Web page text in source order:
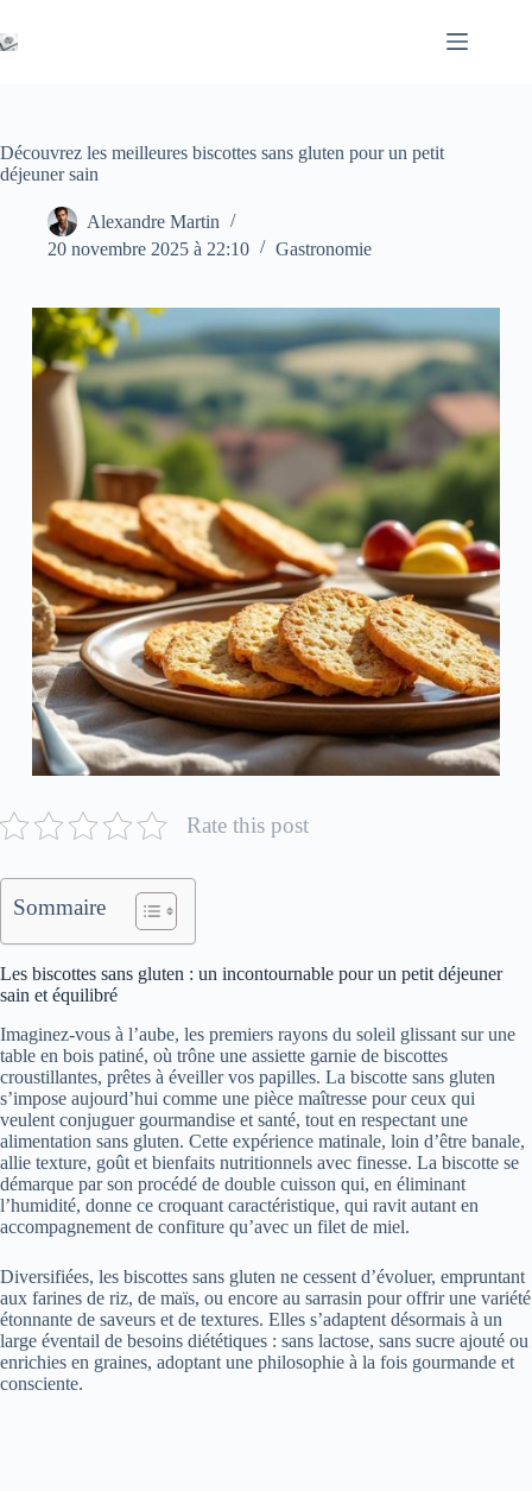
au
contenu
Découvrez les meilleures biscottes sans gluten pour un petit
déjeuner sain
Alexandre Martin
20 novembre 2025 à 22:10
Gastronomie
Rate this post
Sommaire
Les biscottes sans gluten : un incontournable pour un petit déjeuner
sain et équilibré
Imaginez-vous à l’aube, les premiers rayons du soleil glissant sur une
table en bois patiné, où trône une assiette garnie de biscottes
croustillantes, prêtes à éveiller vos papilles. La biscotte sans gluten
s’impose aujourd’hui comme une pièce maîtresse pour ceux qui
veulent conjuguer gourmandise et santé, tout en respectant une
alimentation sans gluten. Cette expérience matinale, loin d’être banale,
allie texture, goût et bienfaits nutritionnels avec finesse. La biscotte se
démarque par son procédé de double cuisson qui, en éliminant
l’humidité, donne ce croquant caractéristique, qui ravit autant en
accompagnement de confiture qu’avec un filet de miel.
Diversifiées, les biscottes sans gluten ne cessent d’évoluer, empruntant
aux farines de riz, de maïs, ou encore au sarrasin pour offrir une variété
étonnante de saveurs et de textures. Elles s’adaptent désormais à un
large éventail de besoins diététiques : sans lactose, sans sucre ajouté ou
enrichies en graines, adoptant une philosophie à la fois gourmande et
consciente.